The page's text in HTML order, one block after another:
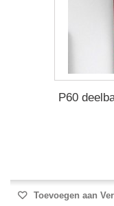
P60
Toevoegen aan